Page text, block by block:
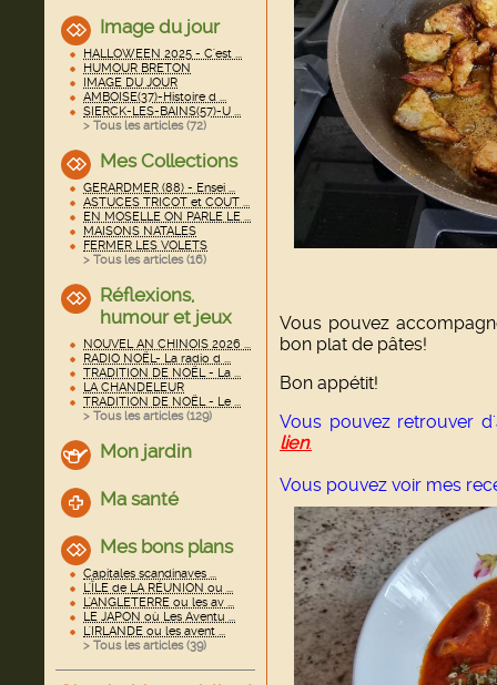
Image du jour
HALLOWEEN 2025 - C'est ...
HUMOUR BRETON
IMAGE DU JOUR
AMBOISE(37)-Histoire d ...
SIERCK-LES-BAINS(57)-U ...
> Tous les articles (72)
Mes Collections
GERARDMER (88) - Ensei ...
ASTUCES TRICOT et COUT ...
EN MOSELLE ON PARLE LE ...
MAISONS NATALES
FERMER LES VOLETS
> Tous les articles (16)
Réflexions,
humour et jeux
NOUVEL AN CHINOIS 2026 ...
RADIO NOËL- La radio d ...
TRADITION DE NOËL - La ...
LA CHANDELEUR
TRADITION DE NOËL - Le ...
> Tous les articles (129)
Mon jardin
Ma santé
Mes bons plans
Capitales scandinaves ...
L'ÎLE de LA RÉUNION ou ...
L'ANGLETERRE ou les av ...
LE JAPON où Les Aventu ...
L'IRLANDE ou les avent ...
> Tous les articles (39)
Vous pouvez
bon plat de pâtes!
Bon appétit!
Vous pouvez retrouver
lien.
Vous pouvez voir mes